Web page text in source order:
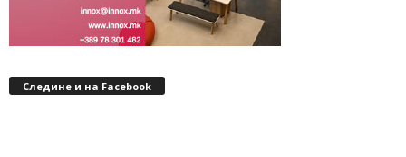
Следине и на Facebook